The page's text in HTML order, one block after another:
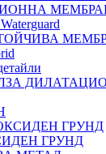
ГРУНД
ГРУНД